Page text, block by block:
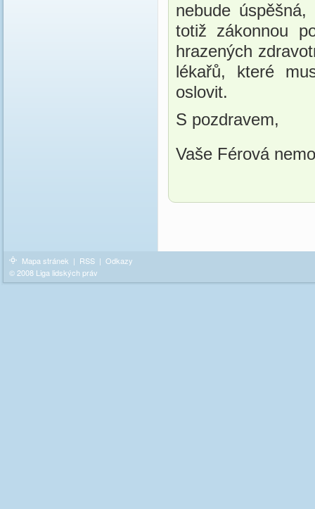
nebude
totiž zákonnou
hrazených
lékařů, které
oslovit.
S pozdravem,
Vaše Férová
Mapa stránek | RSS | Odkazy
© 2008 Liga lidských práv